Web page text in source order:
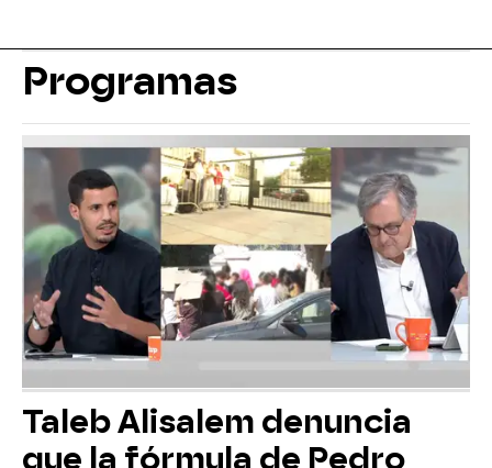
Programas
Taleb Alisalem denuncia
que la fórmula de Pedro